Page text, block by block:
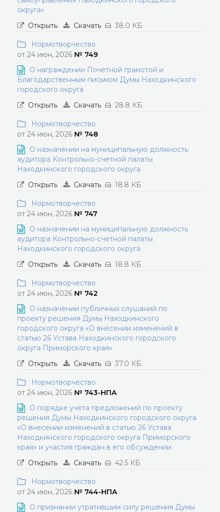
округа»
Открыть
Скачать 38.0 КБ
Нормотворчество
от 24 июн, 2026 № 749
О награждении Почетной грамотой и
Благодарственным письмом Думы Находкинского
городского округа
Открыть
Скачать 28.8 КБ
Нормотворчество
от 24 июн, 2026 № 748
О назначении на муниципальную должность
аудитора Контрольно-счетной палаты
Находкинского городского округа
Открыть
Скачать 18.8 КБ
Нормотворчество
от 24 июн, 2026 № 747
О назначении на муниципальную должность
аудитора Контрольно-счетной палаты
Находкинского городского округа
Открыть
Скачать 18.8 КБ
Нормотворчество
от 24 июн, 2026 № 742
О назначении публичных слушаний по
проекту решения Думы Находкинского
городского округа «О внесении изменений в
статью 26 Устава Находкинского городского
округа Приморского края»
Открыть
Скачать 37.0 КБ
Нормотворчество
от 24 июн, 2026 № 743-НПА
О порядке учета предложений по проекту
решения Думы Находкинского городского округа
«О внесении изменений в статью 26 Устава
Находкинского городского округа Приморского
края» и участия граждан в его обсуждении
Открыть
Скачать 42.5 КБ
Нормотворчество
от 24 июн, 2026 № 744-НПА
О признании утратившим силу решения Думы